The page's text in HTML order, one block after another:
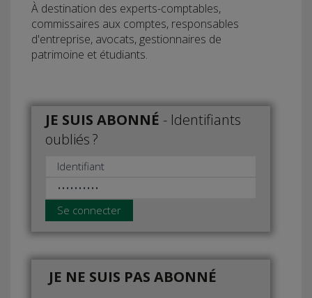
À destination des experts-comptables,
commissaires aux comptes, responsables
d'entreprise, avocats, gestionnaires de
patrimoine et étudiants.
JE SUIS ABONNÉ - Identifiants
oubliés ?
Se connecter
JE NE SUIS PAS ABONNÉ